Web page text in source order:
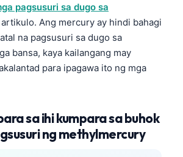
pagsusuri sa dugo sa
artikulo. Ang mercury ay hindi bahagi
na pagsusuri sa dugo sa
bansa, kaya kailangang may
para ipagawa ito ng mga
sa ihi kumpara sa buhok
ng methylmercury